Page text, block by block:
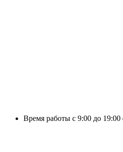
Время работы с 9:00 до 19:00